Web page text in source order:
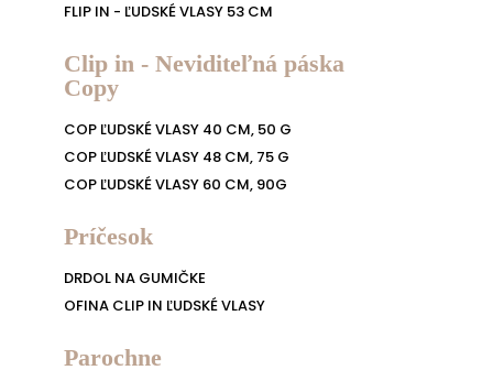
FLIP IN - ĽUDSKÉ VLASY 53 CM
Clip in - Neviditeľná páska
Copy
COP ĽUDSKÉ VLASY 40 CM, 50 G
COP ĽUDSKÉ VLASY 48 CM, 75 G
COP ĽUDSKÉ VLASY 60 CM, 90G
Príčesok
DRDOL NA GUMIČKE
OFINA CLIP IN ĽUDSKÉ VLASY
Parochne